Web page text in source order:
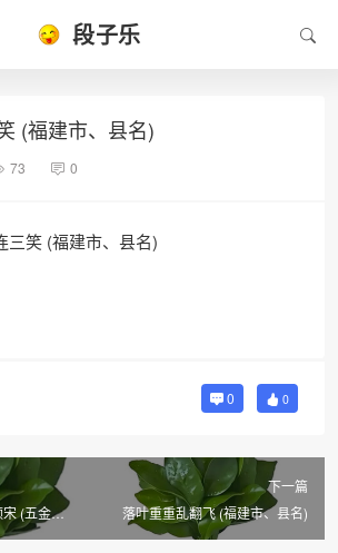
段子乐
(福建市、县名)
73 0
三笑 (福建市、县名)
0 0
(五金产
下一篇
落叶重重乱翻飞 (福建市、县名)